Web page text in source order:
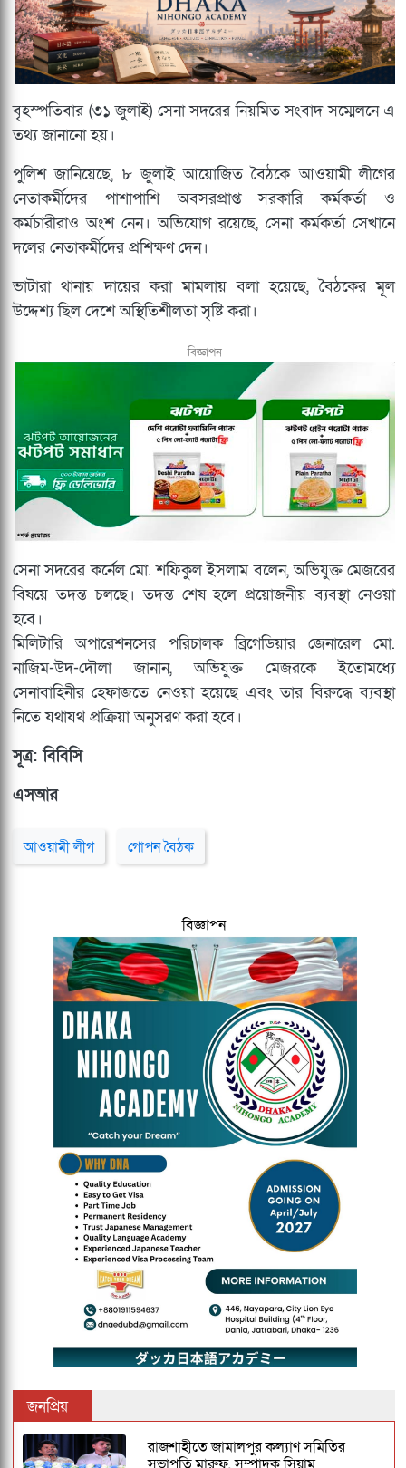
বৃহস্পতিবার (৩১ জুলাই) সেনা সদরের নিয়মিত সংবাদ সম্মেলনে এ
তথ্য জানানো হয়।
পুলিশ জানিয়েছে, ৮ জুলাই আয়োজিত বৈঠকে আওয়ামী লীগের
নেতাকর্মীদের পাশাপাশি অবসরপ্রাপ্ত সরকারি কর্মকর্তা ও
কর্মচারীরাও অংশ নেন। অভিযোগ রয়েছে, সেনা কর্মকর্তা সেখানে
দলের নেতাকর্মীদের প্রশিক্ষণ দেন।
ভাটারা থানায় দায়ের করা মামলায় বলা হয়েছে, বৈঠকের মূল
উদ্দেশ্য ছিল দেশে অস্থিতিশীলতা সৃষ্টি করা।
বিজ্ঞাপন
সেনা সদরের কর্নেল মো. শফিকুল ইসলাম বলেন, অভিযুক্ত মেজরের
বিষয়ে তদন্ত চলছে। তদন্ত শেষ হলে প্রয়োজনীয় ব্যবস্থা নেওয়া
হবে।
মিলিটারি অপারেশনসের পরিচালক ব্রিগেডিয়ার জেনারেল মো.
নাজিম-উদ-দৌলা জানান, অভিযুক্ত মেজরকে ইতোমধ্যে
সেনাবাহিনীর হেফাজতে নেওয়া হয়েছে এবং তার বিরুদ্ধে ব্যবস্থা
নিতে যথাযথ প্রক্রিয়া অনুসরণ করা হবে।
সূত্র: বিবিসি
এসআর
আওয়ামী লীগ গোপন বৈঠক
বিজ্ঞাপন
জনপ্রিয়
রাজশাহীতে জামালপুর কল্যাণ সমিতির